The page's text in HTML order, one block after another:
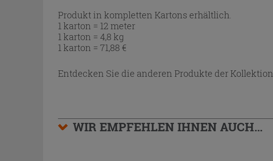
Produkt in kompletten Kartons erhältlich.
1 karton = 12 meter
1 karton = 4,8 kg
1 karton = 71,88 €
Entdecken Sie die anderen Produkte der Kollektion
WIR EMPFEHLEN IHNEN AUCH…